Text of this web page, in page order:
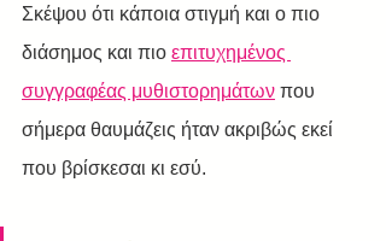
Σκέψου ότι κάποια στιγμή και ο πιο
διάσημος και πιο επιτυχημένος
συγγραφέας μυθιστορημάτων που
σήμερα θαυμάζεις ήταν ακριβώς εκεί
που βρίσκεσαι κι εσύ.